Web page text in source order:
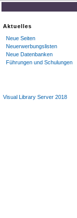
Aktuelles
Neue Seiten
Neuerwerbungslisten
Neue Datenbanken
Führungen und Schulungen
Visual Library Server 2018